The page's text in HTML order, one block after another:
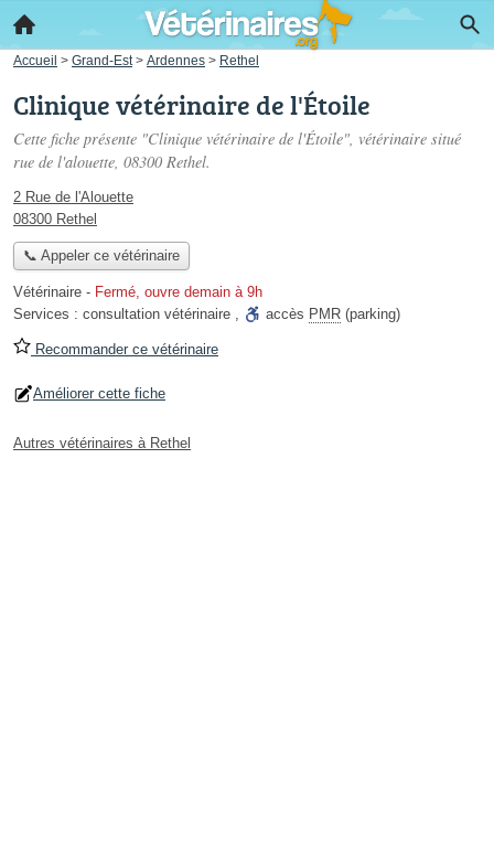
Accueil > Grand-Est > Ardennes > Rethel
Clinique vétérinaire de l'Étoile
Cette fiche présente "Clinique vétérinaire de l'Étoile", vétérinaire situé
rue de l'alouette, 08300 Rethel.
2 Rue de l'Alouette
08300 Rethel
📞 Appeler ce vétérinaire
Vétérinaire - Fermé, ouvre demain à 9h
Services : consultation vétérinaire , accès PMR (parking)
Recommander ce vétérinaire
Améliorer cette fiche
Autres vétérinaires à Rethel